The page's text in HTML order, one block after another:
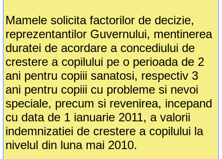
Mamele solicita factorilor de decizie,
reprezentantilor Guvernului, mentinerea
duratei de acordare a concediului de
crestere a copilului pe o perioada de 2
ani pentru copiii sanatosi, respectiv 3
ani pentru copiii cu probleme si nevoi
speciale, precum si revenirea, incepand
cu data de 1 ianuarie 2011, a valorii
indemnizatiei de crestere a copilului la
nivelul din luna mai 2010.